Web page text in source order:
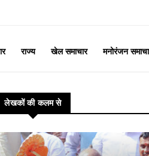
राज्य खेल समाचार मनोरंजन
लेखकों की कलम से